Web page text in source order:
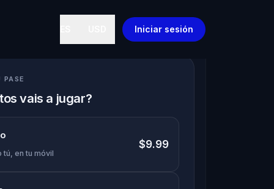
Iniciar sesión
PASE
vais a jugar?
tú, en tu móvil
$9.99